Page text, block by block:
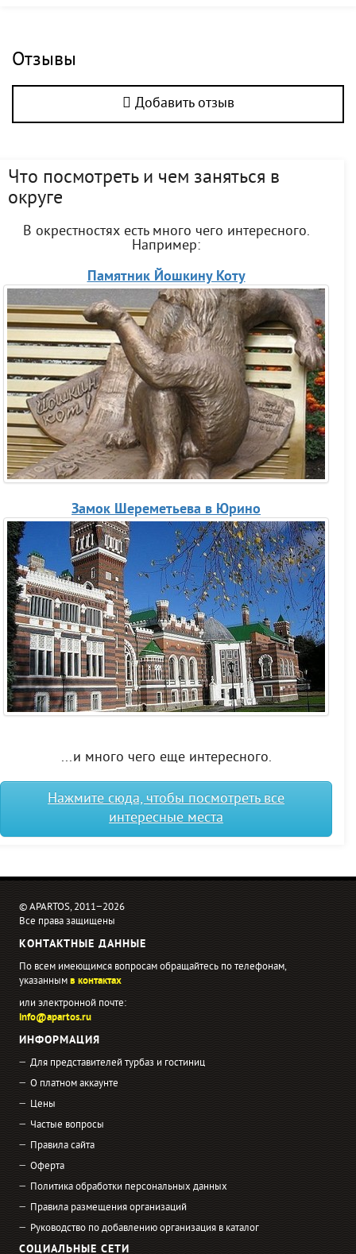
Отзывы
Добавить отзыв
Что посмотреть и чем заняться в
округе
В окрестностях есть много чего интересного.
Например:
Памятник Йошкину Коту
Замок Шереметьева в Юрино
...и много чего еще интересного.
Нажмите сюда, чтобы посмотреть все
интересные места
© APARTOS, 2011−2026
Все права защищены
КОНТАКТНЫЕ ДАННЫЕ
По всем имеющимся вопросам обращайтесь по телефонам,
указаннымв контактах
или электронной почте:
info@apartos.ru
ИНФОРМАЦИЯ
Для представителей турбаз и гостиниц
О платном аккаунте
Цены
Частые вопросы
Правила сайта
Оферта
Политика обработки персональных данных
Правила размещения организаций
Руководство по добавлению организация в каталог
СОЦИАЛЬНЫЕ СЕТИ